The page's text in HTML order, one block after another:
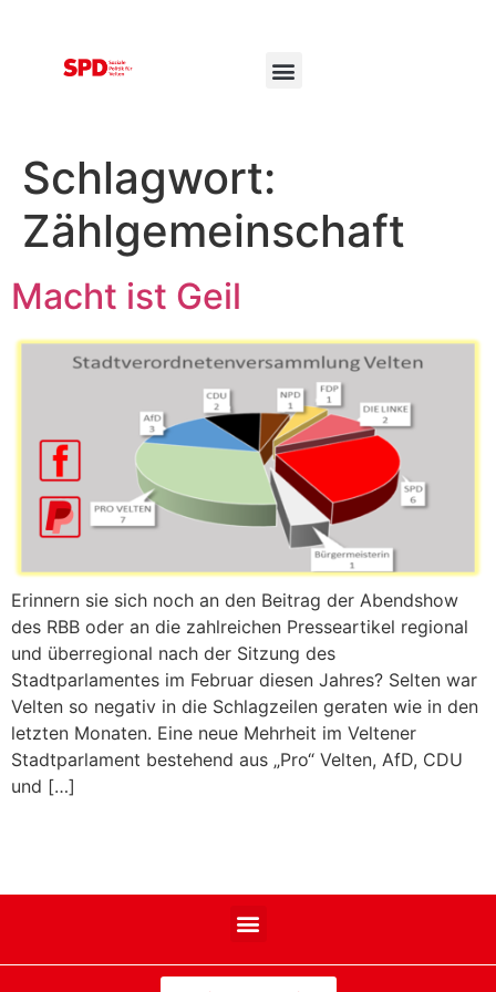
Schlagwort:
Zählgemeinschaft
Macht ist Geil
Erinnern sie sich noch an den Beitrag der Abendshow
des RBB oder an die zahlreichen Presseartikel regional
und überregional nach der Sitzung des
Stadtparlamentes im Februar diesen Jahres? Selten war
Velten so negativ in die Schlagzeilen geraten wie in den
letzten Monaten. Eine neue Mehrheit im Veltener
Stadtparlament bestehend aus „Pro“ Velten, AfD, CDU
und […]